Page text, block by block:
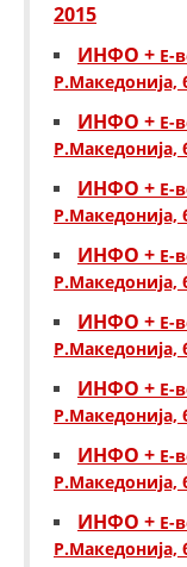
2015
ИНФО + Е-
Р.Македонија,
ИНФО + Е-
Р.Македонија,
ИНФО + Е-
Р.Македонија,
ИНФО + Е-
Р.Македонија,
ИНФО + Е-
Р.Македонија,
ИНФО + Е-
Р.Македонија,
ИНФО + Е-
Р.Македонија,
ИНФО + Е-
Р.Македонија,